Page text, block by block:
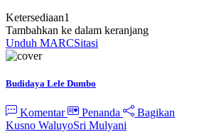
Ketersediaan1
Tambahkan ke dalam keranjang
Unduh MARCSitasi
Budidaya Lele Dumbo
Komentar Penanda
Bagikan
Kusno WaluyoSri Mulyani